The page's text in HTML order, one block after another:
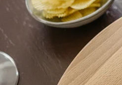
Carte de vœux gratuite
Créez quelque chose